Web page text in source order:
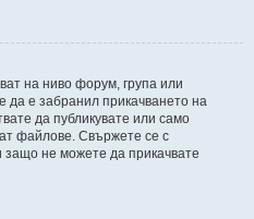
на ниво форум, група или
е забранил прикачването на
да публикувате или само
файлове. Свържете се с
защо не можете да прикачвате